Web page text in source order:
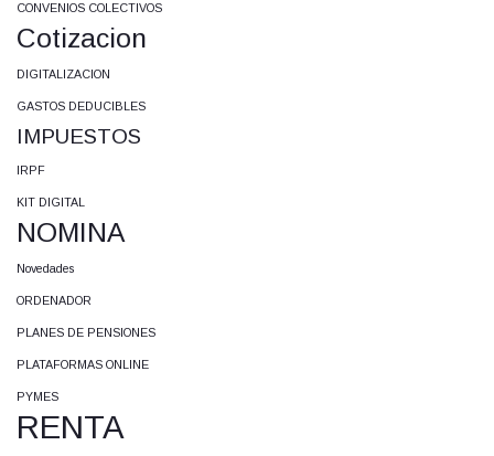
CONVENIOS COLECTIVOS
Cotizacion
DIGITALIZACION
GASTOS DEDUCIBLES
IMPUESTOS
IRPF
KIT DIGITAL
NOMINA
Novedades
ORDENADOR
PLANES DE PENSIONES
PLATAFORMAS ONLINE
PYMES
RENTA